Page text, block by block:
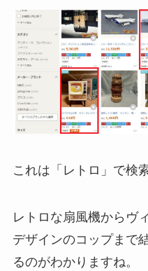
これは「レトロ」で検
レトロな扇風機からヴ
デザインのコップまで
るのがわかりますね。